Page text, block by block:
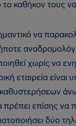
το καθήκον τους
να
χωρίς να
εταιρεία είναι
καθυστερήσεων
επίσης
δύο